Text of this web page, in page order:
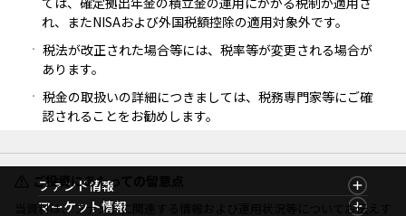
れ、またNISAおよび外国税額控除の適用対象外です。
税法が改正された場合等には、税率等が変更される場合が
あります。
税金の取扱いの詳細につきましては、税務専門家等にご確
認されることをお勧めします。
ご投資にあたっての留意点
当資料は、ファンドに関連する情報および運用状況等についてお伝えす
ファンド情報
ファンド情報TOP
マーケット情報